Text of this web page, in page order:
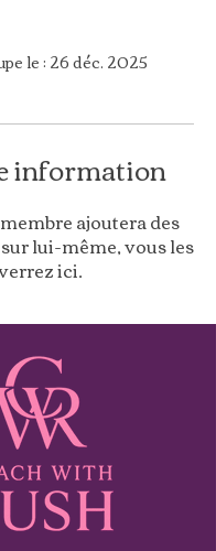
le : 26 déc. 2025
information
ajoutera des
lui-même, vous les
ici.